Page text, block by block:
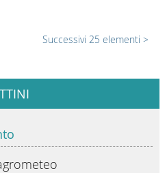
Successivi 25 elementi